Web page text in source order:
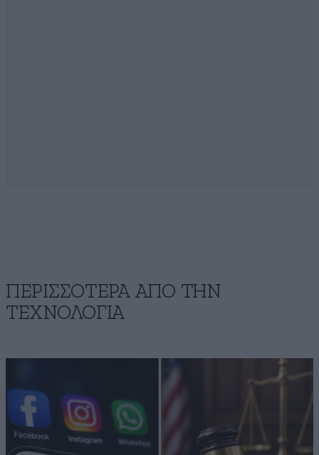
ΠΕΡΙΣΣΟΤΕΡΑ ΑΠΟ ΤΗΝ
ΤΕΧΝΟΛΟΓΙΑ